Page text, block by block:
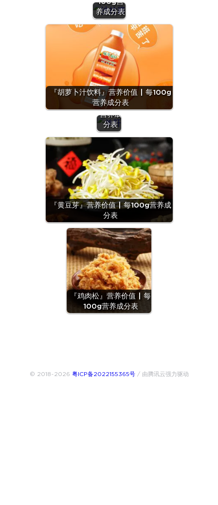
100g营
养成分表
『胡萝卜汁饮料』营养价值 | 每100g
营养成分表
『羊
肝』营
养价值
| 每
100g
营养成
分表
『黄豆芽』营养价值 | 每100g营养成
分表
『鸡肉松』营养价值 | 每
100g营养成分表
© 2018~2026 粤ICP备2022155365号/ 由腾讯云强力驱动